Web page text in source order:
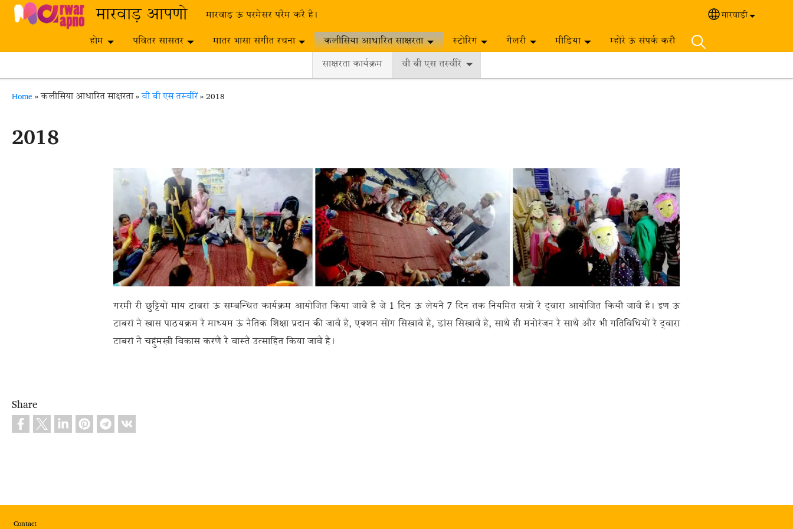
Skip to main content मारवाड़ आपणो मारवाड़ ऊं परमेसर परैम करै है। Select your
मारवाड़ी‎
होम पवितर सासतर मातर भासा संगीत रचना
कलीसिया आधारित साक्षरता
साक्षरता कार्यक्रम
वी बी एस तस्वीरें
स्टोरिगं गैलरी मीडिया म्होंरे ऊं संपर्क करौ
Breadcrumb
Home कलीसिया आधारित साक्षरता वी बी एस तस्वीरें 2018
2018
गरमी री छुट्टियों मांय टाबरां ऊं सम्बन्धित कार्यक्रम आयोजित किया जावै है जे 1 दिन ऊं लेयनै7 दिन तक नियमित सत्रों रै द्‍वारा आयोजित कियौ जावै है। इण ऊं
टाबरां नै खास पाठयक्रम रै माध्यम ऊं नैतिक शिक्षा प्रदान की जावै है, एक्‍शन सोंग सिखावै है, डांस सिखावै है, साथै ही मनोरंजन रै साथै और भी गतिविधियों रै द्‍वारा
टाबरां नै चहुंमखी विकास करणै रै वास्तै उत्साहित किया जावै है।
Share
Footer
Contact